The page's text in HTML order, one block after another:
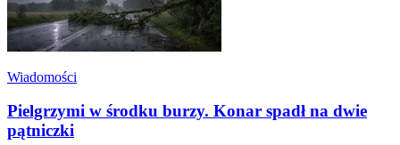
Wiadomości
Pielgrzymi w środku burzy. Konar spadł na dwie
pątniczki